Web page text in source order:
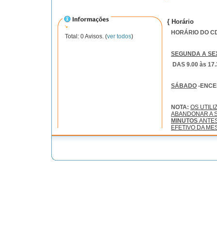
Total: 0 Avisos. (ver todos)
{ Horário
HORÁRIO DO
SEGUNDA A
DAS 9.00 às
SÁBADO -
NOTA: OS
ABANDONAR A
MINUTOS
EFETIVO DA